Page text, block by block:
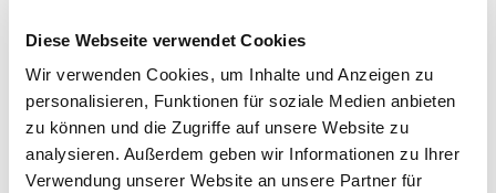
Diese Webseite verwendet Cookies
Wir verwenden Cookies, um Inhalte und Anzeigen zu
personalisieren, Funktionen für soziale Medien anbieten
zu können und die Zugriffe auf unsere Website zu
analysieren. Außerdem geben wir Informationen zu Ihrer
Verwendung unserer Website an unsere Partner für